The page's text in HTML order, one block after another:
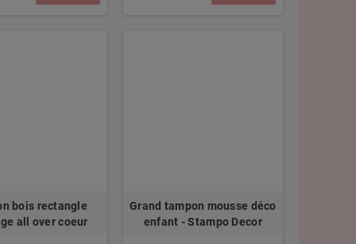
bois rectangle
all over coeur
Grand tampon mousse déco
enfant - Stampo Decor